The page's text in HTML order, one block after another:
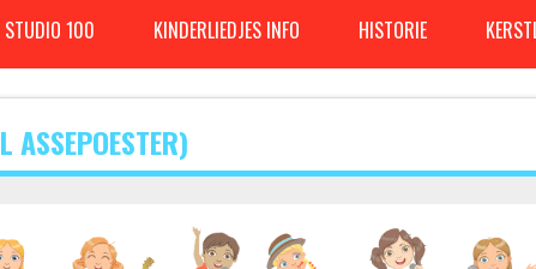
STUDIO 100 KINDERLIEDJES INFO HISTORIE
ASSEPOESTER)